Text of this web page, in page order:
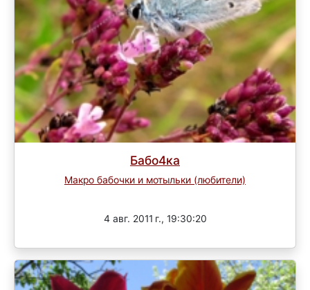
Бабо4ка
Макро бабочки и мотыльки (любители)
4 авг. 2011 г., 19:30:20